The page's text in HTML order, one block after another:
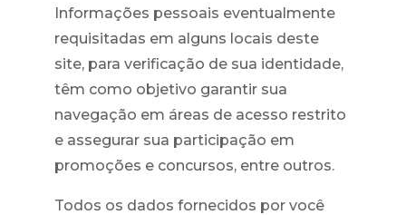
Informações pessoais eventualmente
requisitadas em alguns locais deste
site, para verificação de sua identidade,
têm como objetivo garantir sua
navegação em áreas de acesso restrito
e assegurar sua participação em
promoções e concursos, entre outros.
Todos os dados fornecidos por você